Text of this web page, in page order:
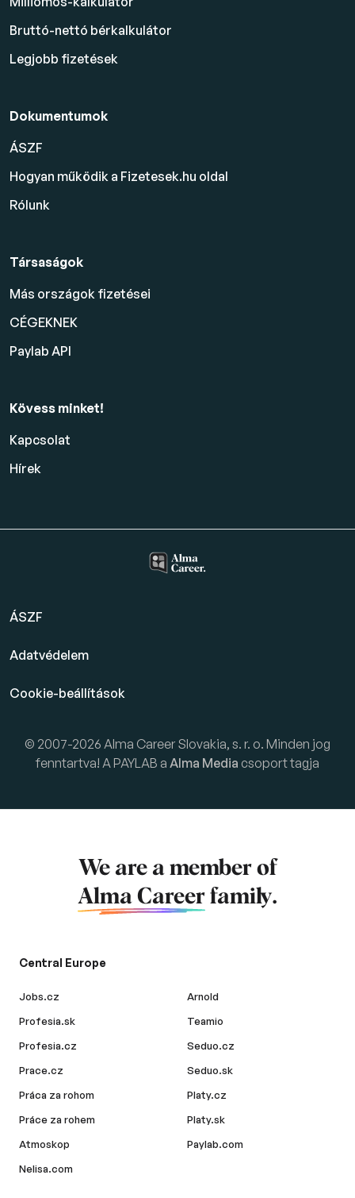
Bruttó-nettó bérkalkulátor
Legjobb fizetések
Dokumentumok
ÁSZF
Hogyan működik a Fizetesek.hu oldal
Rólunk
Társaságok
Más országok fizetései
CÉGEKNEK
Paylab API
Kövess minket!
Kapcsolat
Hírek
ÁSZF
Adatvédelem
Cookie-beállítások
© 2007-2026 Alma Career Slovakia, s. r. o. Minden jog
fenntartva! A PAYLAB a Alma Media csoport tagja
We are a member of
Alma Career family.
Central Europe
Jobs.cz
Profesia.sk
Profesia.cz
Prace.cz
Práca za rohom
Práce za rohem
Atmoskop
Nelisa.com
Arnold
Teamio
Seduo.cz
Seduo.sk
Platy.cz
Platy.sk
Paylab.com